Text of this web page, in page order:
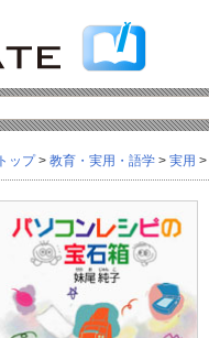
トップ> 教育・実用・語学 > 実用 >